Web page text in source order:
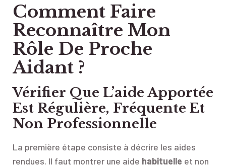
Comment Faire
Reconnaître Mon
Rôle De Proche
Aidant ?
Vérifier Que L’aide Apportée
Est Régulière, Fréquente Et
Non Professionnelle
La première étape consiste à décrire les aides
rendues. Il faut montrer une aide habituelle et non